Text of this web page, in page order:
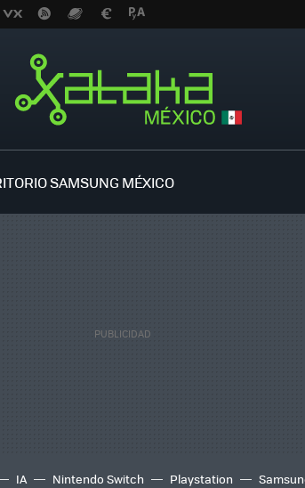
SAMSUNG MÉXICO
IA Nintendo Switch Playstation